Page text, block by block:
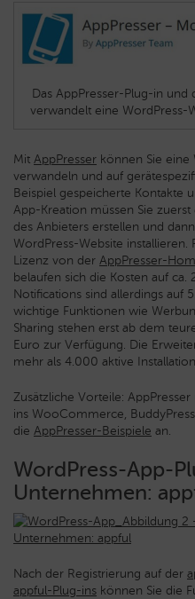
Das AppPresser-Plug-in
verwandelt eine WordPress-
Mit AppPresser können Sie eine
verwandeln und auf
Beispiel gespeicherte Kontakte
App-Kreation müssen Sie
des Anbieters erstellen und
WordPress-Website
Lizenz von der AppPresser-
belaufen sich die Kosten auf ca.
Notifications sind allerdings auf
wichtige Funktionen wie
Sharing stehen erst ab dem
Euro zur Verfügung. Die
mehr als 4.000 aktive
Zusätzliche Vorteile:
ins WooCommerce,
die AppPresser-Beispiele an.
WordPress-App-
Unternehmen:
Nach der Registrierung auf der
appful-Plug-ins können Sie die